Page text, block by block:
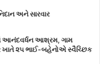
અને સારવાર
આનંદવર્ધન આશ્રમ, ગામ
ખાતે ૨૫ ભાઈ-બહેનોએ સ્વૈચ્છિક